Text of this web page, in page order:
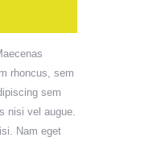
rhoncus, sem
sem
nisi vel augue.
Nam eget